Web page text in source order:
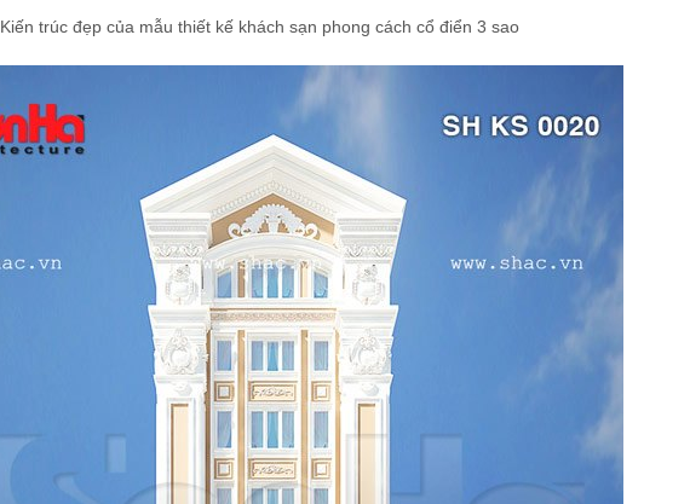
Kiến trúc đẹp của mẫu thiết kế khách sạn phong cách cổ điển 3 sao